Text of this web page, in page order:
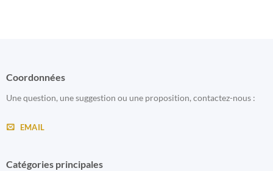
Coordonnées
Une question, une suggestion ou une proposition, contactez-nous :
EMAIL
Catégories principales